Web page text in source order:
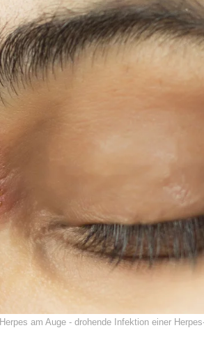
Herpes am Auge - drohende Infektion einer